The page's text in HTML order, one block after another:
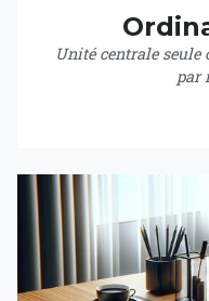
Unité centrale seule
par